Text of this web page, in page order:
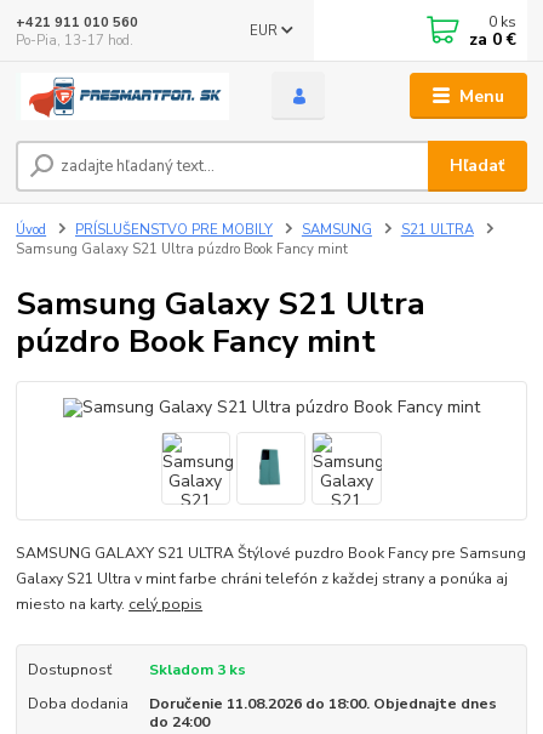
Menu
EUR
Hľadať
+421 911 010 560
Po-Pia, 13-17 hod.
0 ks
za 0 €
Úvod PRÍSLUŠENSTVO PRE MOBILY SAMSUNG
S21 ULTRA
Samsung Galaxy S21 Ultra púzdro Book Fancy mint
Samsung Galaxy S21 Ultra
púzdro Book Fancy mint
SAMSUNG GALAXY S21 ULTRA Štýlové puzdro Book Fancy pre Samsung
Galaxy S21 Ultra v mint farbe chráni telefón z každej strany a ponúka aj
miesto na karty. celý popis
Dostupnosť
Skladom 3 ks
Doba dodania
Doručenie 11.08.2026 do 18:00. Objednajte dnes
do 24:00